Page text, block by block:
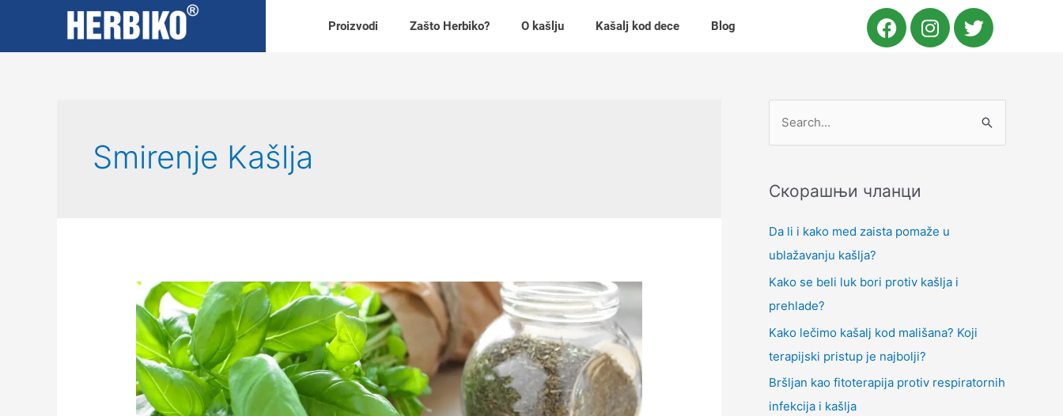
Proizvodi Zašto Herbiko? O kašlju Kašalj kod dece Blog
Smirenje Kašlja
Скорашњи чланци
Da li i kako med zaista pomaže u
ublažavanju kašlja?
Kako se beli luk bori protiv kašlja i
prehlade?
Kako lečimo kašalj kod mališana? Koji
terapijski pristup je najbolji?
Bršljan kao fitoterapija protiv respiratornih
infekcija i kašlja